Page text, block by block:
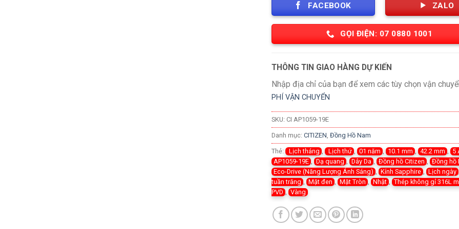
FACEBOOK ZALO
GỌI ĐIỆN: 07 0880 1001
THÔNG TIN GIAO HÀNG DỰ KIẾN
Nhập địa chỉ của bạn để xem các tùy chọn vận
PHÍ VẬN CHUYỂN
SKU: CI AP1059-19E
Danh mục:CITIZEN ,Đồng Hồ Nam
Thẻ: Lịch tháng , Lịch thứ , 01 năm , 10.1 mm , 42.2 mm , 5
AP1059-19E
, Dạ quang , Dây Da , Đồng hồ Citizen , Đồng hồ
Eco-Drive (Năng Lượng Ánh Sáng)
, Kính Sapphire , Lịch ngày
tuần trăng
, Mặt đen , Mặt Tròn , Nhật , Thép không gỉ 316L
PVD
, Vàng